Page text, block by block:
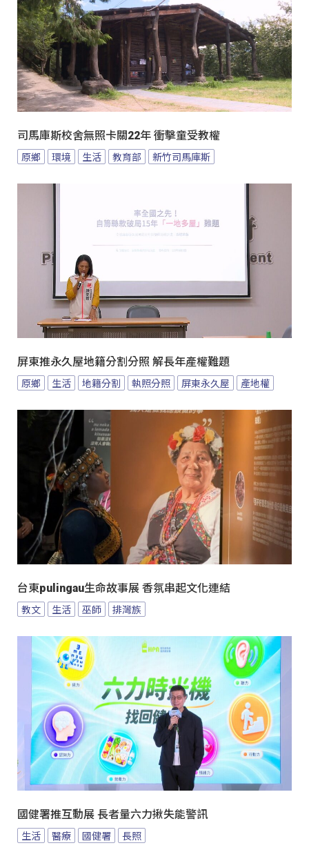
司馬庫斯校舍無照卡關22年 衝擊童受教權
原鄉 環境 生活 教育部 新竹司馬庫斯
屏東推永久屋地籍分割分照 解長年產權難題
原鄉 生活 地籍分割 執照分照 屏東永久屋 產地權
台東pulingau生命故事展 香氛串起文化連結
教文 生活 巫師 排灣族
國健署推互動展 長者量六力揪失能警訊
生活 醫療 國健署 長照